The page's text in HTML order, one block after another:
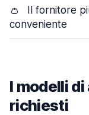
👛
Il fornitore
conveniente
I modelli
richiesti